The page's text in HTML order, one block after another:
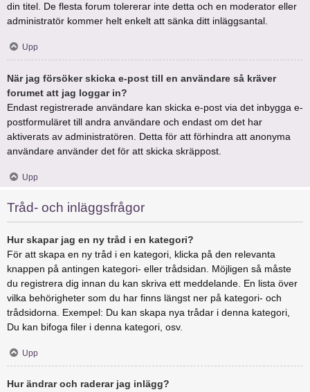
din titel. De flesta forum tolererar inte detta och en moderator eller
administratör kommer helt enkelt att sänka ditt inläggsantal.
Upp
När jag försöker skicka e-post till en användare så kräver
forumet att jag loggar in?
Endast registrerade användare kan skicka e-post via det inbygga e-
postformuläret till andra användare och endast om det har
aktiverats av administratören. Detta för att förhindra att anonyma
användare använder det för att skicka skräppost.
Upp
Tråd- och inläggsfrågor
Hur skapar jag en ny tråd i en kategori?
För att skapa en ny tråd i en kategori, klicka på den relevanta
knappen på antingen kategori- eller trådsidan. Möjligen så måste
du registrera dig innan du kan skriva ett meddelande. En lista över
vilka behörigheter som du har finns längst ner på kategori- och
trådsidorna. Exempel: Du kan skapa nya trådar i denna kategori,
Du kan bifoga filer i denna kategori, osv.
Upp
Hur ändrar och raderar jag inlägg?